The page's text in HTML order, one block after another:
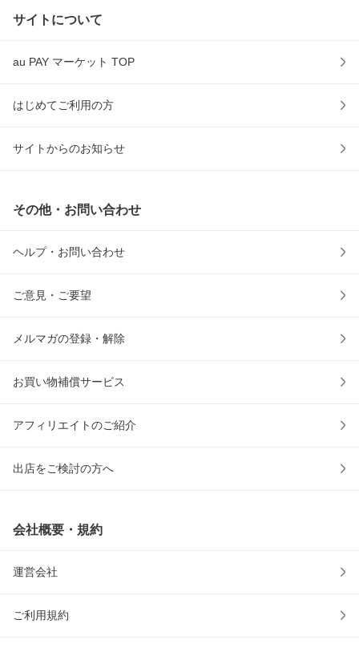
サイトについて
au PAY マーケット TOP
はじめてご利用の方
サイトからのお知らせ
その他・お問い合わせ
ヘルプ・お問い合わせ
ご意見・ご要望
メルマガの登録・解除
お買い物補償サービス
アフィリエイトのご紹介
出店をご検討の方へ
会社概要・規約
運営会社
ご利用規約